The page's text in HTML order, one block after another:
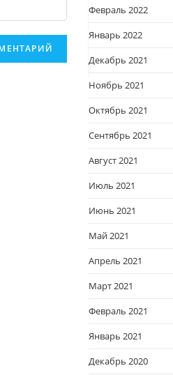
Февраль 2022
Январь 2022
Декабрь 2021
Ноябрь 2021
Октябрь 2021
Сентябрь 2021
Август 2021
Июль 2021
Июнь 2021
Май 2021
Апрель 2021
Март 2021
Февраль 2021
Январь 2021
Декабрь 2020